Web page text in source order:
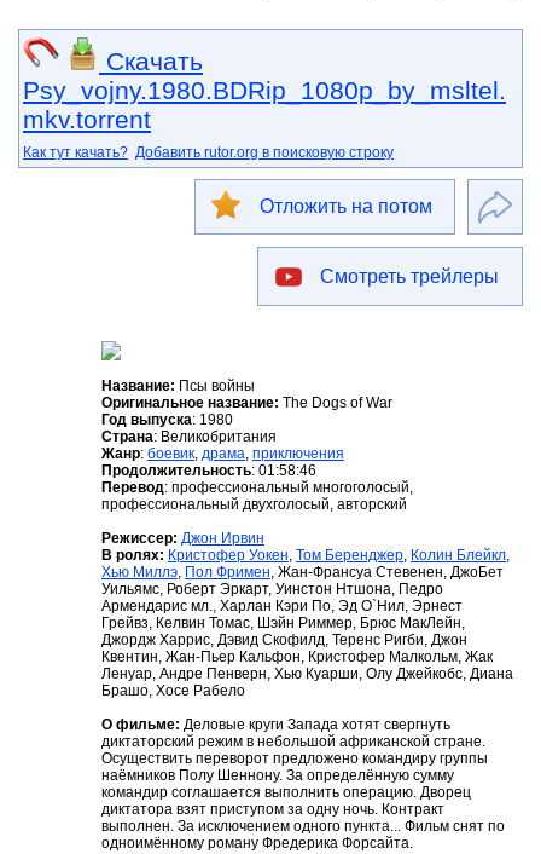
Скачать
Psy_vojny.1980.BDRip_1080p_by_msltel.
mkv.torrent
Как тут качать? Добавить rutor.org в поисковую строку
Отложить на потом
Смотреть трейлеры
Название: Псы войны
Оригинальное название: The Dogs of War
Год выпуска: 1980
Страна: Великобритания
Жанр: боевик, драма, приключения
Продолжительность: 01:58:46
Перевод: профессиональный многоголосый,
профессиональный двухголосый, авторский
Режиссер: Джон Ирвин
В ролях: Кристофер Уокен, Том Беренджер, Колин Блейкл,
Хью Миллэ, Пол Фримен, Жан-Франсуа Стевенен, ДжоБет
Уильямс, Роберт Эркарт, Уинстон Нтшона, Педро
Армендарис мл., Харлан Кэри По, Эд О`Нил, Эрнест
Грейвз, Келвин Томас, Шэйн Риммер, Брюс МакЛейн,
Джордж Харрис, Дэвид Скофилд, Теренс Ригби, Джон
Квентин, Жан-Пьер Кальфон, Кристофер Малкольм, Жак
Ленуар, Андре Пенверн, Хью Куарши, Олу Джейкобс, Диана
Брашо, Хосе Рабело
О фильме: Деловые круги Запада хотят свергнуть
диктаторский режим в небольшой африканской стране.
Осуществить переворот предложено командиру группы
наёмников Полу Шеннону. За определённую сумму
командир соглашается выполнить операцию. Дворец
диктатора взят приступом за одну ночь. Контракт
выполнен. За исключением одного пункта... Фильм снят по
одноимённому роману Фредерика Форсайта.